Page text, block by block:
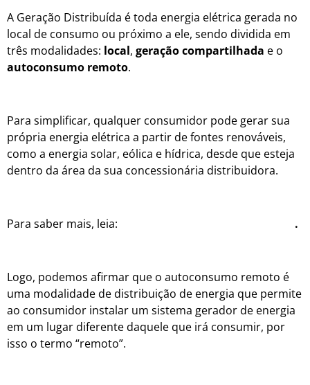
A Geração Distribuída é toda energia elétrica gerada no
local de consumo ou próximo a ele, sendo dividida em
três modalidades: local, geração compartilhada e o
autoconsumo remoto.
Para simplificar, qualquer consumidor pode gerar sua
própria energia elétrica a partir de fontes renováveis,
como a energia solar, eólica e hídrica, desde que esteja
dentro da área da sua concessionária distribuidora.
Para saber mais, leia: .
Logo, podemos afirmar que o autoconsumo remoto é
uma modalidade de distribuição de energia que permite
ao consumidor instalar um sistema gerador de energia
em um lugar diferente daquele que irá consumir, por
isso o termo “remoto”.